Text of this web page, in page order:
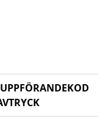
UPPFÖRANDEKOD